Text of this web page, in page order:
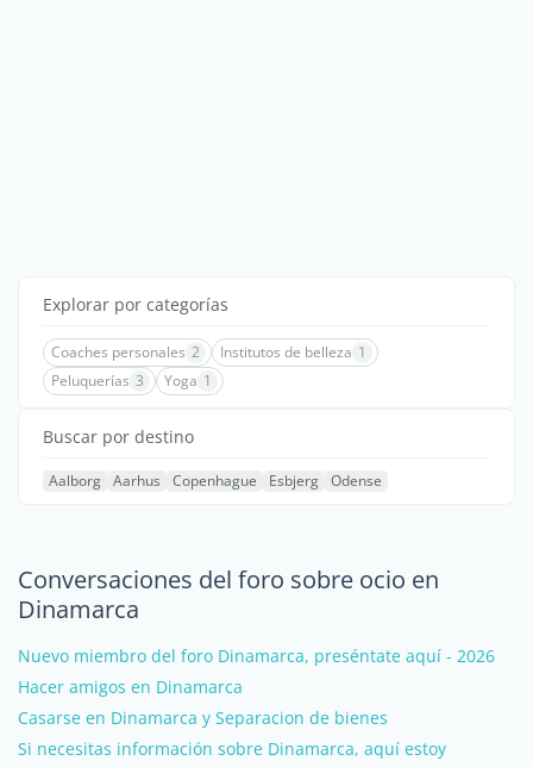
Explorar por categorías
Coaches personales 2 Institutos de belleza 1
Peluquerías 3 Yoga 1
Buscar por destino
Aalborg Aarhus Copenhague Esbjerg Odense
Conversaciones del foro sobre ocio en
Dinamarca
Nuevo miembro del foro Dinamarca, preséntate aquí - 2026
Hacer amigos en Dinamarca
Casarse en Dinamarca y Separacion de bienes
Si necesitas información sobre Dinamarca, aquí estoy